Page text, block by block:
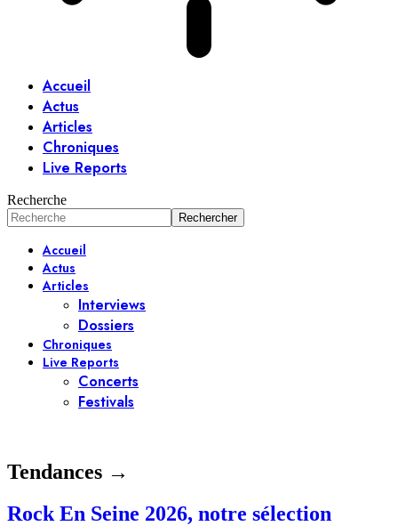
Accueil
Actus
Articles
Chroniques
Live Reports
Recherche
Accueil
Actus
Articles
Interviews
Dossiers
Chroniques
Live Reports
Concerts
Festivals
Tendances →
Rock En Seine 2026, notre sélection